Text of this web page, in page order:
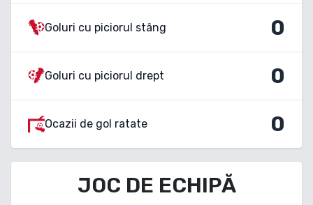
Goluri cu piciorul stâng 0
Goluri cu piciorul drept 0
Ocazii de gol ratate 0
JOC DE ECHIPĂ